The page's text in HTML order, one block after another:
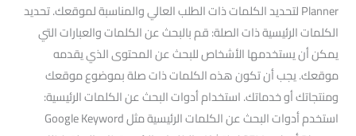
Planner لتحديد الكلمات ذات الطلب العالي والمناسبة لموقعك. تحديد
الكلمات الرئيسية ذات الصلة: قم بالبحث عن الكلمات والعبارات التي
يمكن أن يستخدمها الأشخاص للبحث عن المحتوى الذي يقدمه
موقعك. يجب أن تكون هذه الكلمات ذات صلة بموضوع موقعك
ومنتجاتك أو خدماتك. استخدام أدوات البحث عن الكلمات الرئيسية:
استخدم أدوات البحث عن الكلمات الرئيسية مثل Google Keyword